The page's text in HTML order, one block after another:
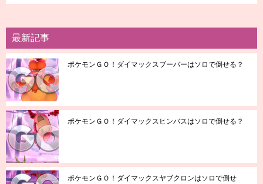
最新記事
ポケモンＧＯ！ダイマックスブーバーはソロで倒せる？
ポケモンＧＯ！ダイマックスヒンバスはソロで倒せる？
ポケモンＧＯ！ダイマックスヤブクロンはソロで倒せ